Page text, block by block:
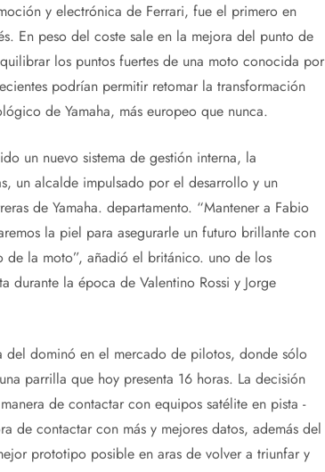
y electrónica de Ferrari, fue el primero en
En peso del coste sale en la mejora del punto de
los puntos fuertes de una moto conocida por
podrían permitir retomar la transformación
de Yamaha, más europeo que nunca.
un nuevo sistema de gestión interna, la
un alcalde impulsado por el desarrollo y un
de Yamaha. departamento. “Mantener a Fabio
la piel para asegurarle un futuro brillante con
la moto”, añadió el británico. uno de los
la época de Valentino Rossi y Jorge
del dominó en el mercado de pilotos, donde sólo
parrilla que hoy presenta 16 horas. La decisión
de contactar con equipos satélite en pista -
de contactar con más y mejores datos, además del
prototipo posible en aras de volver a triunfar y